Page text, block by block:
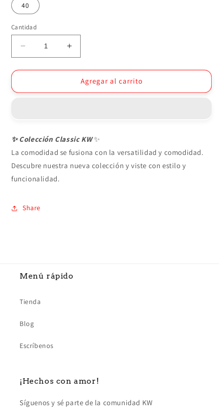
40
Cantidad
Reducir
cantidad
para
1555
Aumentar
cantidad
para
Tenis
1555
Agregar al carrito
✨Colección Classic KW✨
La comodidad se fusiona con la versatilidad y comodidad.
Descubre nuestra nueva colección y viste con estilo y
funcionalidad.
Share
Menú rápido
Tienda
Blog
Escríbenos
¡Hechos con amor!
Síguenos y sé parte de la comunidad KW